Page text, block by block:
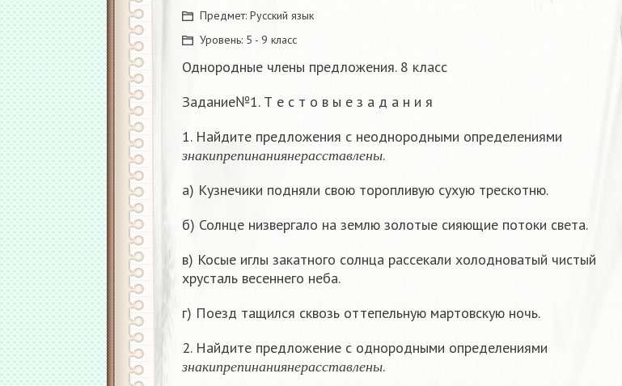
Предмет: Русский язык
Уровень: 5 - 9 класс
Однородные члены предложения. 8 класс
Задание№1. Т е с т о в ы е з а д а н и я
1. Найдите предложения с неоднородными определениями
з н а к и п р е п и н а н иян е р а с с т а вл е н ы
знакипре пинаниянер а сставлены
.
а) Кузнечики подняли свою торопливую сухую трескотню.
б) Солнце низвергало на землю золотые сияющие потоки света.
в) Косые иглы закатного солнца рассекали холодноватый чистый
хрусталь весеннего неба.
г) Поезд тащился сквозь оттепельную мартовскую ночь.
2. Найдите предложение с однородными определениями
з н а к и п р е п и н а н иян е р а с с т а вл е н ы
знакипре пинаниянер а сставлены
.